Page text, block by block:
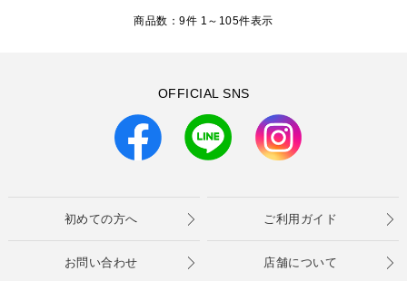
商品数：9件 1～ 105件表示
OFFICIAL SNS
初めての方へ ご利用ガイド
お問い合わせ 店舗について